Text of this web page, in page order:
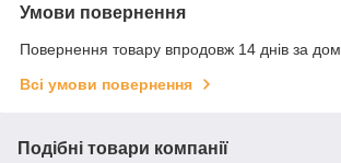
Умови повернення
Повернення товару впродовж 14 днів за
Всі умови повернення
Подібні товари компанії